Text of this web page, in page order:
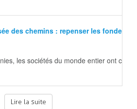
des chemins : repenser les
les sociétés du monde entier ont
Lire la suite